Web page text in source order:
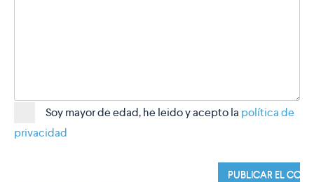
Soy mayor de edad, he leido y acepto la política de
privacidad